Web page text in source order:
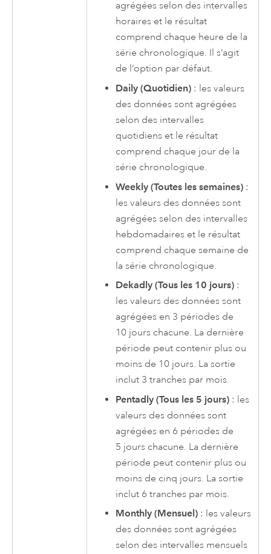
agrégées selon des intervalles
horaires et le résultat
comprend chaque heure de la
série chronologique. Il s’agit
de l’option par défaut.
Daily (Quotidien) : les valeurs
des données sont agrégées
selon des intervalles
quotidiens et le résultat
comprend chaque jour de la
série chronologique.
Weekly (Toutes les semaines) :
les valeurs des données sont
agrégées selon des intervalles
hebdomadaires et le résultat
comprend chaque semaine de
la série chronologique.
Dekadly (Tous les 10 jours) :
les valeurs des données sont
agrégées en 3 périodes de
10 jours chacune. La dernière
période peut contenir plus ou
moins de 10 jours. La sortie
inclut 3 tranches par mois.
Pentadly (Tous les 5 jours) : les
valeurs des données sont
agrégées en 6 périodes de
5 jours chacune. La dernière
période peut contenir plus ou
moins de cinq jours. La sortie
inclut 6 tranches par mois.
Monthly (Mensuel) : les valeurs
des données sont agrégées
selon des intervalles mensuels